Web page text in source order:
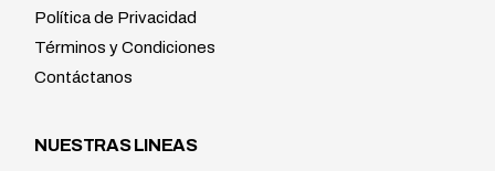
Política de Privacidad
Términos y Condiciones
Contáctanos
NUESTRAS LINEAS